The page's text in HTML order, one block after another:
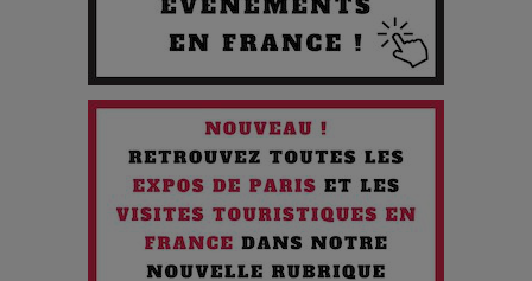
Quand l'Opéra Rencontre l'IA : Lola Volonakis, l'Artiste du
Paradoxe qui Chante le Futur
Chien 51 - Quand l’IA prend le pouvoir : une plongée dans un
futur troublant
Maïra Kerey, la “voix d’or du Kazakhstan”, célèbre ses 30
ans de carrière à la Salle Gaveau